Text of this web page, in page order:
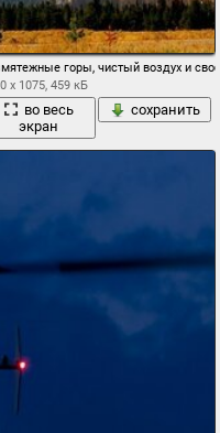
горы, чистый воздух и
x 1075, 459 кБ
во весь
экран
сохранить